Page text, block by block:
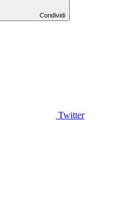
Condividi
Twitter